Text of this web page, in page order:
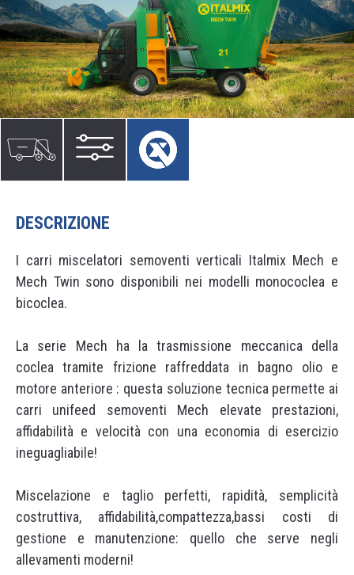
DESCRIZIONE
I carri miscelatori semoventi verticali Italmix Mech e
Mech Twin sono disponibili nei modelli monococlea e
bicoclea.
La serie Mech ha la trasmissione meccanica della
coclea tramite frizione raffreddata in bagno olio e
motore anteriore : questa soluzione tecnica permette ai
carri unifeed semoventi Mech elevate prestazioni,
affidabilità e velocità con una economia di esercizio
ineguagliabile!
Miscelazione e taglio perfetti, rapidità, semplicità
costruttiva, affidabilità,compattezza,bassi costi di
gestione e manutenzione: quello che serve negli
allevamenti moderni!